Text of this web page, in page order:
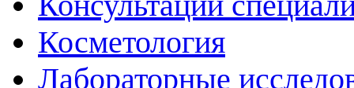
Косметология
Лабораторные